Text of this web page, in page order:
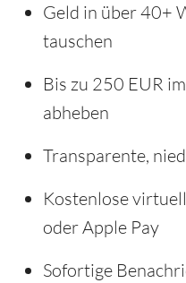
Geld in über 40+
tauschen
Bis zu 250 EUR
abheben
Transparente,
Kostenlose
oder Apple Pay
Sofortige